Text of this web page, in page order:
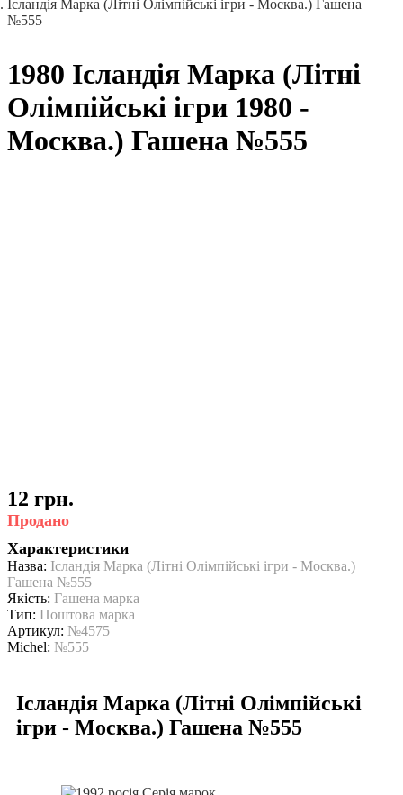
Ісландія Марка (Літні Олімпійські ігри - Москва.) Гашена
№555
1980 Ісландія Марка (Літні
Олімпійські ігри 1980 -
Москва.) Гашена №555
12 грн.
Продано
Характеристики
Назва: Ісландія Марка (Літні Олімпійські ігри - Москва.)
Гашена №555
Якість: Гашена марка
Тип: Поштова марка
Артикул: №4575
Michel: №555
Ісландія Марка (Літні Олімпійські
ігри - Москва.) Гашена №555